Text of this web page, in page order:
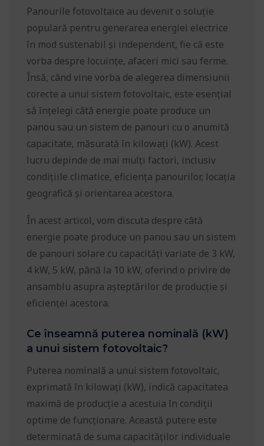
Panourile fotovoltaice au devenit o soluție
populară pentru generarea energiei electrice
în mod sustenabil și independent, fie că este
vorba despre locuințe, afaceri mici sau ferme.
Însă, când vine vorba de alegerea dimensiunii
corecte a unui sistem fotovoltaic, este esențial
să înțelegi câtă energie poate produce un
panou sau un sistem de panouri cu o anumită
capacitate, măsurată în kilowați (kW). Acest
lucru depinde de mai mulți factori, inclusiv
condițiile climatice, eficiența panourilor, locația
geografică și orientarea acestora.
În acest articol, vom discuta despre câtă
energie poate produce un panou sau un sistem
de panouri solare cu capacități variate de 3 kW,
4 kW, 5 kW, până la 10 kW, oferind o privire de
ansamblu asupra așteptărilor de producție și
eficienței acestora.
Ce înseamnă puterea nominală (kW)
a unui sistem fotovoltaic?
Puterea nominală a unui sistem fotovoltaic,
exprimată în kilowați (kW), indică capacitatea
maximă de producție a acestuia în condiții
optime de funcționare. Această putere este
determinată de suma capacităților individuale